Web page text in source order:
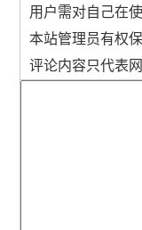
用户需对自己在
本站管理员有权
评论内容只代表